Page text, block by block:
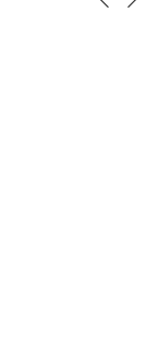
complète pour